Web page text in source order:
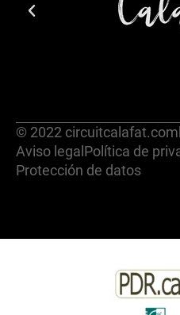
© 2022 circuitcalafat.com
Aviso legalPolítica de
Protección de datos